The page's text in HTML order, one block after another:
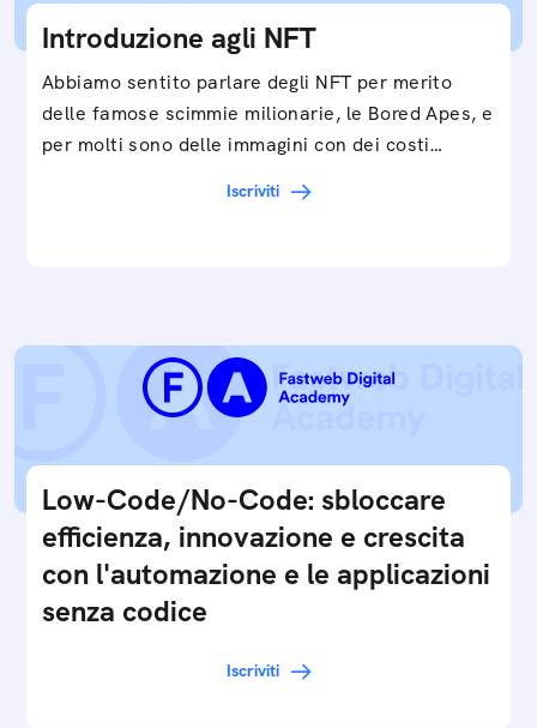
Introduzione agli NFT
Abbiamo sentito parlare degli NFT per merito
delle famose scimmie milionarie, le Bored Apes, e
per molti sono delle immagini con dei costi…
Iscriviti
Low-Code/No-Code: sbloccare
efficienza, innovazione e crescita
con l'automazione e le applicazioni
senza codice
Iscriviti